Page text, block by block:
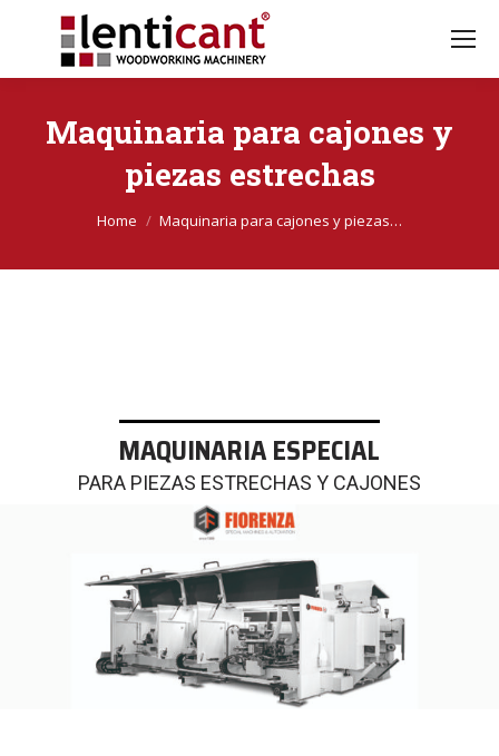
Maquinaria para cajones y
piezas estrechas
Sei qui:
Home Maquinaria para cajones y piezas…
MAQUINARIA ESPECIAL
PARA PIEZAS ESTRECHAS Y CAJONES